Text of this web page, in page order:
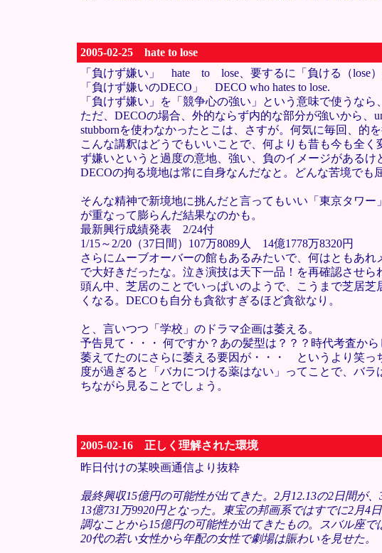
2005-02-25 hate to lose
「負けず嫌い」 hate to lose、要するに「負ける（lose）
「負けず嫌いのDECO」 DECO who hates to lose.
「負けず嫌い」を「競争心の強い」という意味で使うなら
ただ、DECOの場合、外的ならず内的な部分が強いから、
stubbornを使わなかったとこは、さすが。何気に毎回、的
こんな講釈はどうでもいいことで、何よりも昔も今も全
ず嫌いというと過度の意地、強い、負のイメージがある
DECOの拘る境地は常に自身なんだなと。どんな苦境でも
そんな精神で新境地に挑んだと言ってもいい「東京タワ
が重なって膨らんだ結果なのかも。
最新興行成績発表 2/24付
1/15～2/20（37日間）107万8089人 14億1778万8320円
さらにムーブオーバーの館もあるみたいで、何はともあ
で大好きだったな。泣き演技は天下一品！を再確認させ
頭ん中、芝居のことでいっぱいのようで、こうまで芝居
くなる。DECOも自分も貪欲すぎるほど貪欲なり。
と、言いつつ「学校」のドラマ企画は萎える。
予告見て・・・ 何ですか？あの髪型は？？？時代考査か
萎えてたのにさらに萎える要因が・・・ というより笑っ
度が過ぎると「バカにつける薬はない」ってことで、バ
ちながら見ることでしょう。
2005-02-16 正しく理解された環境
昨日付けの某映画通信より抜粋
最終興収15億円の可能性が出てきた。2月12.13の2日間が
13億731万9920円となった。東宝の邦画系ではすでに2月
調なことから15億円の可能性が出てきたもの。スバル座で
20代の若い女性から年配の女性で劇場は賑わいを見せた。